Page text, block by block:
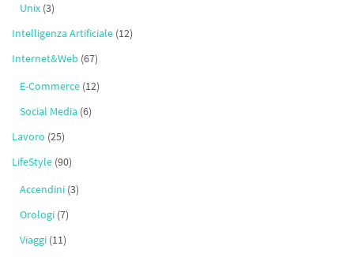
Unix (3)
Intelligenza Artificiale (12)
Internet&Web (67)
E-Commerce (12)
Social Media (6)
Lavoro (25)
LifeStyle (90)
Accendini (3)
Orologi (7)
Viaggi (11)